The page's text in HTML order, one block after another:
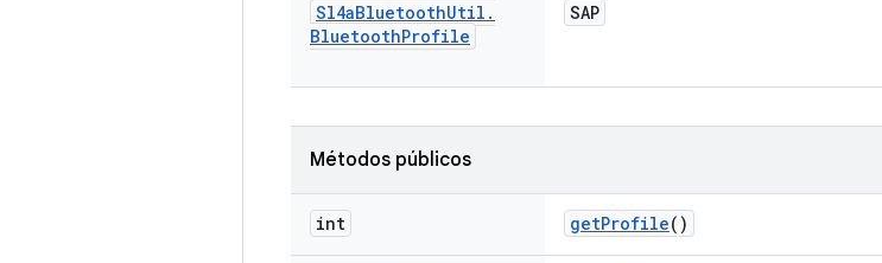
Sl4aBluetoothUtil .
BluetoothProfile
SAP
Métodos públicos
int getProfile()